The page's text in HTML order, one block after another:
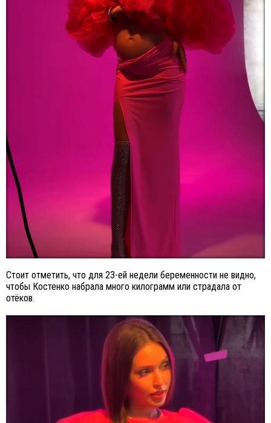
Стоит отметить, что для 23-ей недели беременности не видно,
чтобы Костенко набрала много килограмм или страдала от
отёков.